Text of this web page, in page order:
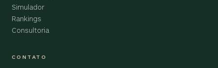
Simulador
Rankings
Consultoria
CONTATO